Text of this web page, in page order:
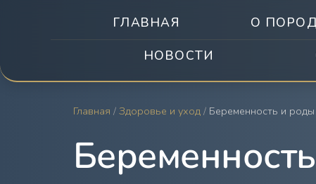
ГЛАВНАЯ О
НОВОСТИ
Главная / Здоровье и уход / Беременность и роды